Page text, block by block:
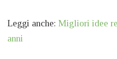
Leggi anche: Migliori idee
anni